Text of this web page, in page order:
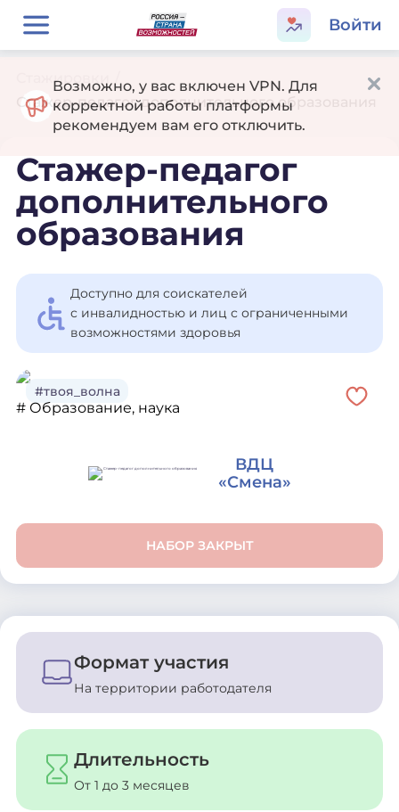
Войти
Стажировки
Стажер-педагог дополнительного образования
Стажер-педагог
дополнительного
образования
Доступно для соискателей
с инвалидностью и лиц с ограниченными
возможностями здоровья
#твоя_волна
# Образование, наука
ВДЦ
«Смена»
НАБОР ЗАКРЫТ
Формат участия
На территории работодателя
Длительность
От 1 до 3 месяцев
Возможно, у вас включен VPN. Для
корректной работы платформы
рекомендуем вам его отключить.